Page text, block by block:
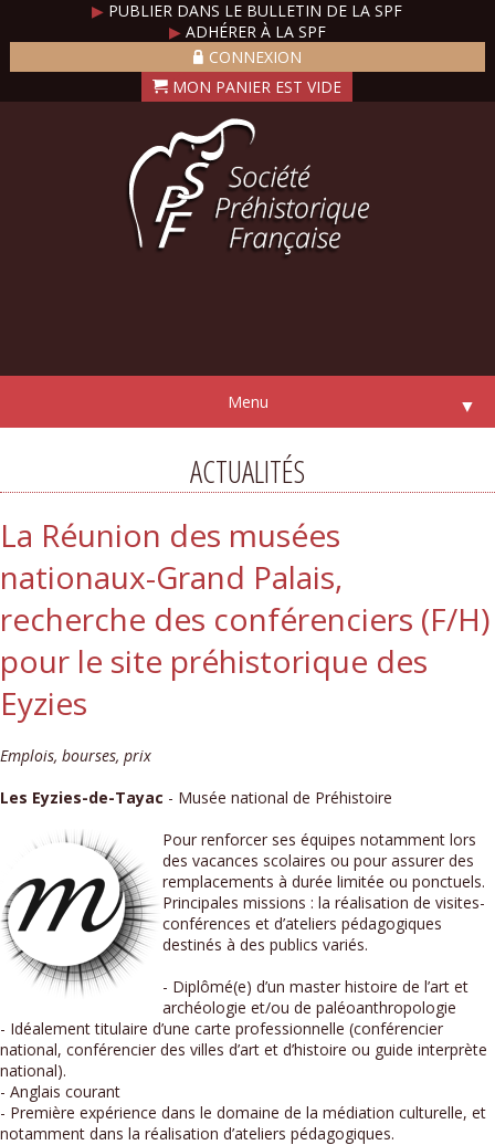
▶ PUBLIER DANS LE BULLETIN DE LA SPF
▶ADHÉRER À LA SPF
CONNEXION
Menu ▼
ACTUALITÉS
La Réunion des musées
nationaux-Grand Palais,
recherche des conférenciers (F/H)
pour le site préhistorique des
Eyzies
Emplois, bourses, prix
Les Eyzies-de-Tayac - Musée national de Préhistoire
Pour renforcer ses équipes notamment lors
des vacances scolaires ou pour assurer des
remplacements à durée limitée ou ponctuels.
Principales missions : la réalisation de visites-
conférences et d’ateliers pédagogiques
destinés à des publics variés.
- Diplômé(e) d’un master histoire de l’art et
archéologie et/ou de paléoanthropologie
- Idéalement titulaire d’une carte professionnelle (conférencier
national, conférencier des villes d’art et d’histoire ou guide interprète
national).
- Anglais courant
- Première expérience dans le domaine de la médiation culturelle, et
notamment dans la réalisation d’ateliers pédagogiques.